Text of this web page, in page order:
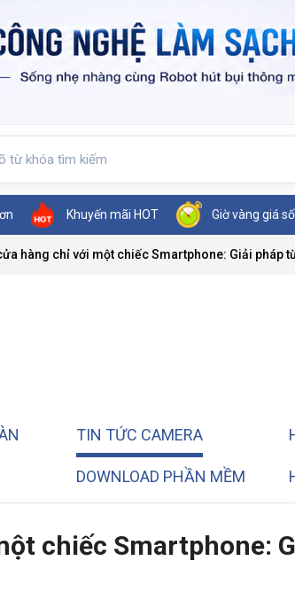
Khuyến mãi HOT Giờ vàng giá
hàng chỉ với một chiếc Smartphone: Giải pháp
TIN TỨC CAMERA
DOWNLOAD PHẦN MỀM
chiếc Smartphone: